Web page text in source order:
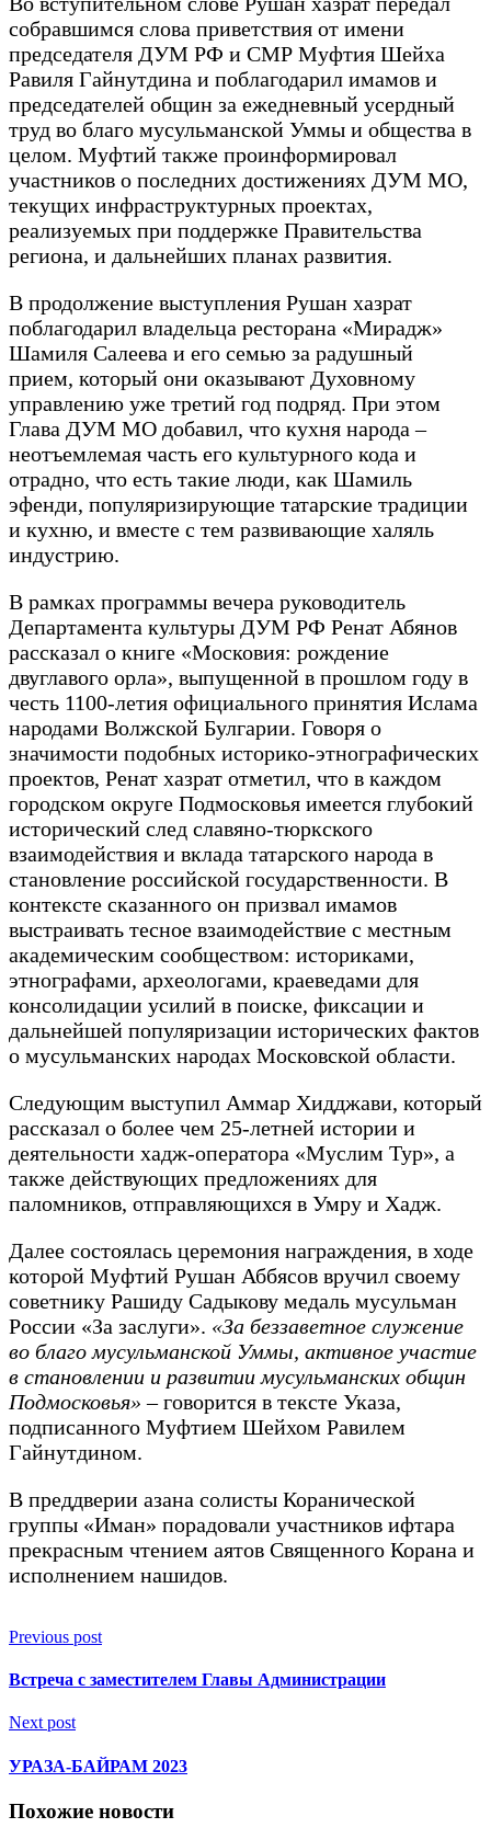
собравшимся слова приветствия от имени
председателя ДУМ РФ и СМР Муфтия Шейха
Равиля Гайнутдина и поблагодарил имамов и
председателей общин за ежедневный усердный
труд во благо мусульманской Уммы и общества в
целом. Муфтий также проинформировал
участников о последних достижениях ДУМ МО,
текущих инфраструктурных проектах,
реализуемых при поддержке Правительства
региона, и дальнейших планах развития.
В продолжение выступления Рушан хазрат
поблагодарил владельца ресторана «Мирадж»
Шамиля Салеева и его семью за радушный
прием, который они оказывают Духовному
управлению уже третий год подряд. При этом
Глава ДУМ МО добавил, что кухня народа –
неотъемлемая часть его культурного кода и
отрадно, что есть такие люди, как Шамиль
эфенди, популяризирующие татарские традиции
и кухню, и вместе с тем развивающие халяль
индустрию.
В рамках программы вечера руководитель
Департамента культуры ДУМ РФ Ренат Абянов
рассказал о книге «Московия: рождение
двуглавого орла», выпущенной в прошлом году в
честь 1100-летия официального принятия Ислама
народами Волжской Булгарии. Говоря о
значимости подобных историко-этнографических
проектов, Ренат хазрат отметил, что в каждом
городском округе Подмосковья имеется глубокий
исторический след славяно-тюркского
взаимодействия и вклада татарского народа в
становление российской государственности. В
контексте сказанного он призвал имамов
выстраивать тесное взаимодействие с местным
академическим сообществом: историками,
этнографами, археологами, краеведами для
консолидации усилий в поиске, фиксации и
дальнейшей популяризации исторических фактов
о мусульманских народах Московской области.
Следующим выступил Аммар Хидджави, который
рассказал о более чем 25-летней истории и
деятельности хадж-оператора «Муслим Тур», а
также действующих предложениях для
паломников, отправляющихся в Умру и Хадж.
Далее состоялась церемония награждения, в ходе
которой Муфтий Рушан Аббясов вручил своему
советнику Рашиду Садыкову медаль мусульман
России «За заслуги». «За беззаветное служение
во благо мусульманской Уммы, активное участие
в становлении и развитии мусульманских общин
Подмосковья» – говорится в тексте Указа,
подписанного Муфтием Шейхом Равилем
Гайнутдином.
В преддверии азана солисты Коранической
группы «Иман» порадовали участников ифтара
прекрасным чтением аятов Священного Корана и
исполнением нашидов.
Previous post
Встреча с заместителем Главы Администрации
Next post
УРАЗА-БАЙРАМ 2023
Похожие новости